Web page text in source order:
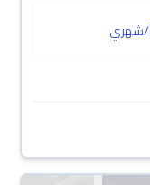
/شهري